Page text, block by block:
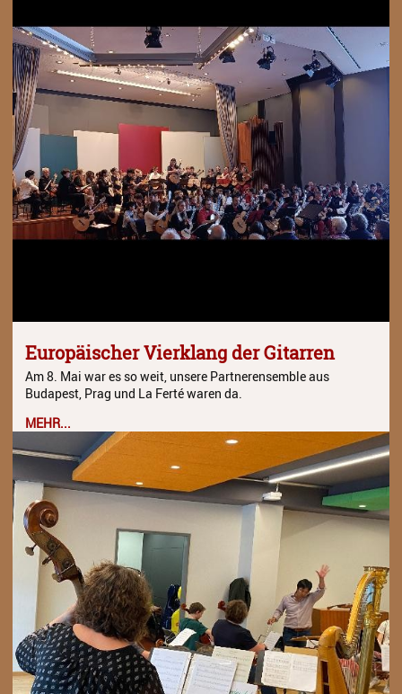
Europäischer Vierklang der Gitarren
Am 8. Mai war es so weit, unsere Partnerensemble aus
Budapest, Prag und La Ferté waren da.
MEHR...